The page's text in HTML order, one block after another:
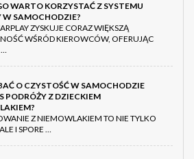
WARTO KORZYSTAĆ Z SYSTEMU
W SAMOCHODZIE?
ZYSKUJE CORAZ WIĘKSZĄ
WŚRÓD KIEROWCÓW, OFERUJĄC
…
O CZYSTOŚĆ W SAMOCHODZIE
PODRÓŻY Z DZIECKIEM
Z NIEMOWLAKIEM TO NIE TYLKO
I SPORE …